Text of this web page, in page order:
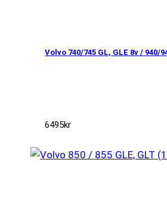
Volvo 740/745 GL, GLE 8v / 940/
6495kr